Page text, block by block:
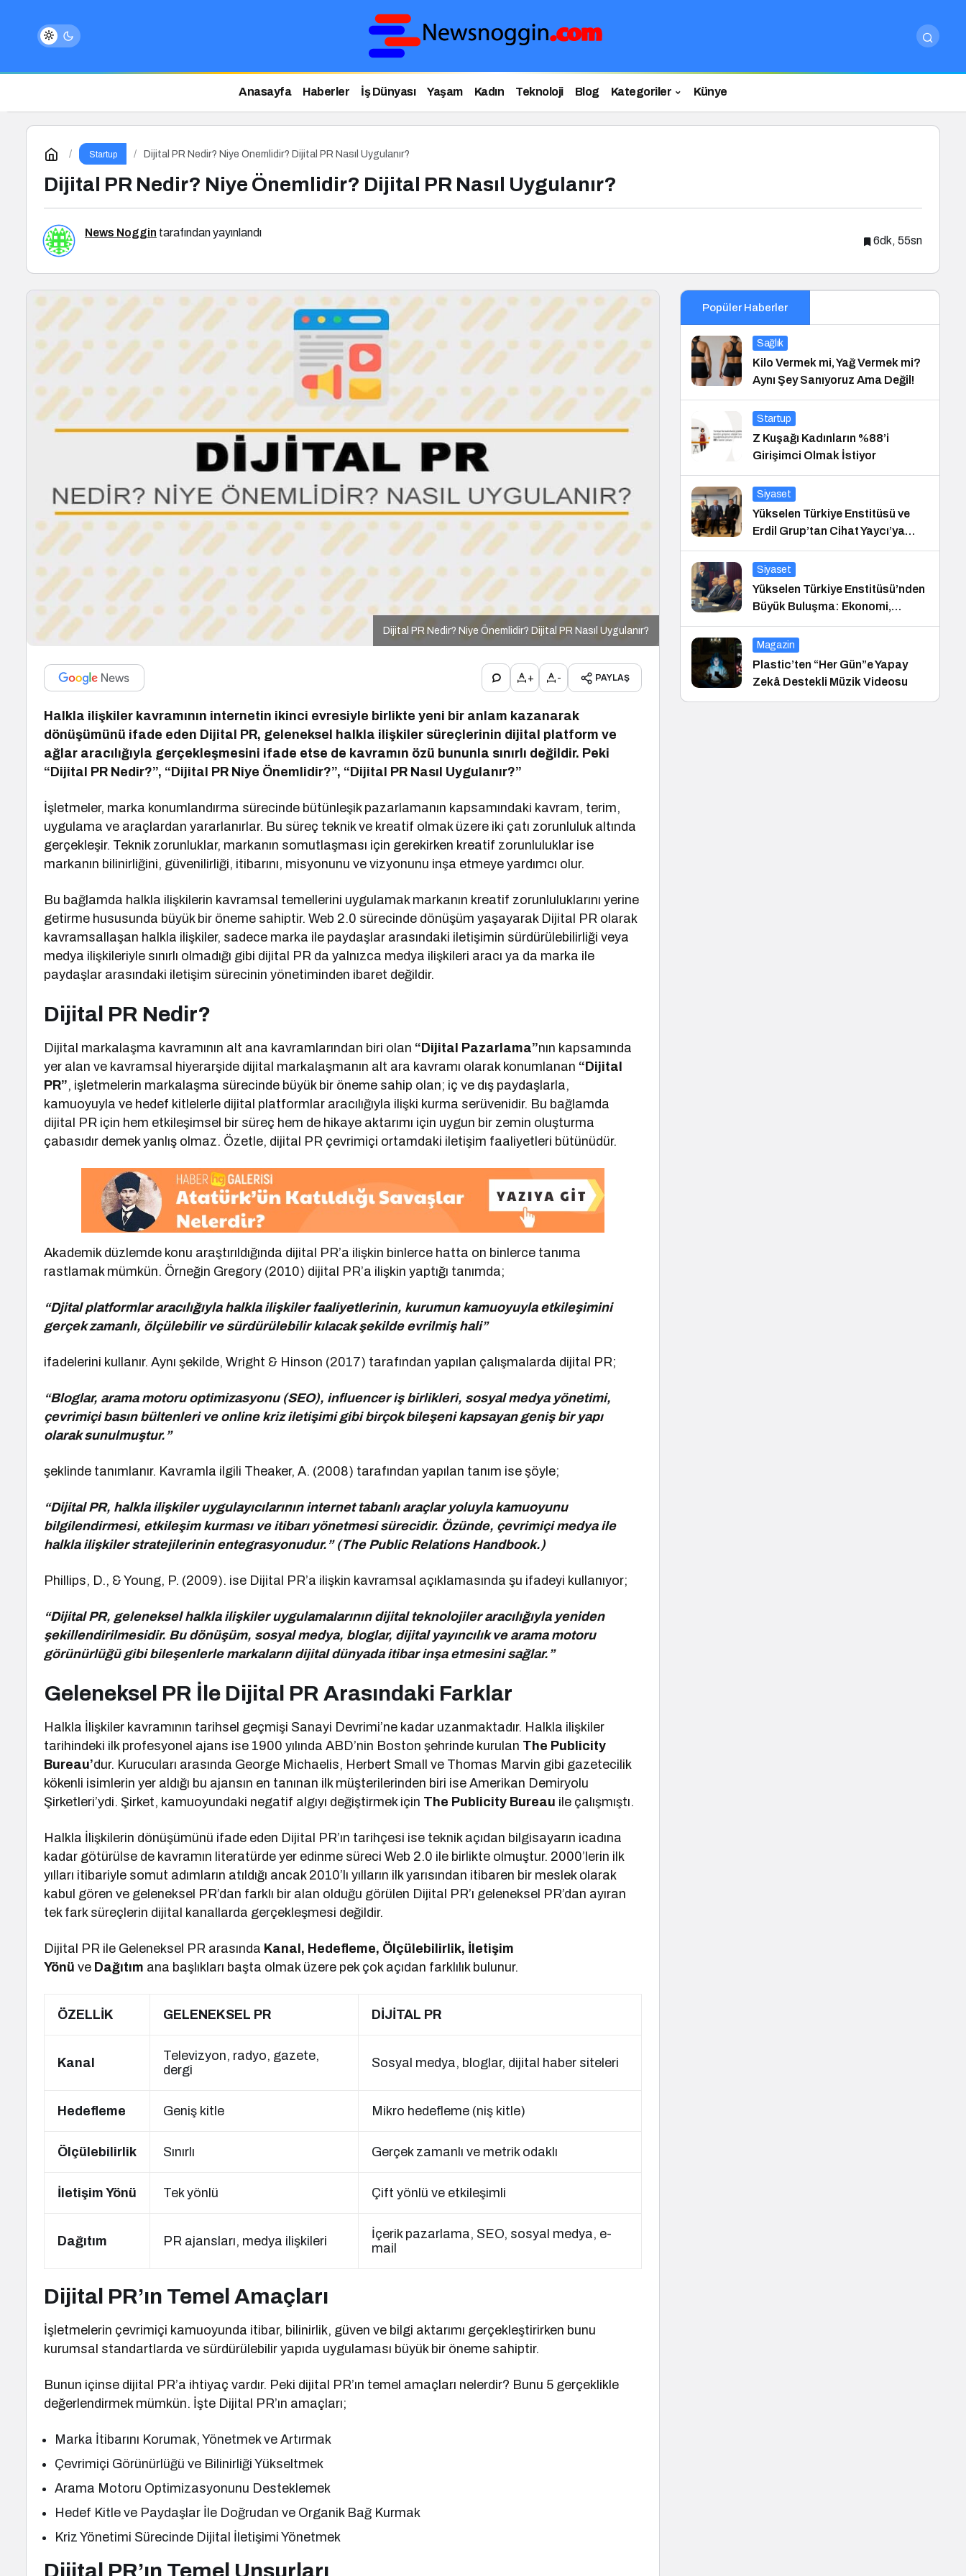
Anasayfa Haberler İş Dünyası Yaşam Kadın Teknoloji Blog Kategoriler Künye
Startup Dijital PR Nedir? Niye Önemlidir? Dijital PR Nasıl Uygulanır?
Dijital PR Nedir? Niye Önemlidir? Dijital PR Nasıl Uygulanır?
News Noggin tarafından yayınlandı
6dk, 55sn
Dijital PR Nedir? Niye Önemlidir? Dijital PR Nasıl Uygulanır?
+ - PAYLAŞ
Halkla ilişkiler kavramının internetin ikinci evresiyle birlikte yeni bir anlam kazanarak
dönüşümünü ifade eden Dijital PR, geleneksel halkla ilişkiler süreçlerinin dijital platform ve
ağlar aracılığıyla gerçekleşmesini ifade etse de kavramın özü bununla sınırlı değildir. Peki
“Dijital PR Nedir?”, “Dijital PR Niye Önemlidir?”, “Dijital PR Nasıl Uygulanır?”
İşletmeler, marka konumlandırma sürecinde bütünleşik pazarlamanın kapsamındaki kavram, terim,
uygulama ve araçlardan yararlanırlar. Bu süreç teknik ve kreatif olmak üzere iki çatı zorunluluk altında
gerçekleşir. Teknik zorunluklar, markanın somutlaşması için gerekirken kreatif zorunluluklar ise
markanın bilinirliğini, güvenilirliği, itibarını, misyonunu ve vizyonunu inşa etmeye yardımcı olur.
Bu bağlamda halkla ilişkilerin kavramsal temellerini uygulamak markanın kreatif zorunluluklarını yerine
getirme hususunda büyük bir öneme sahiptir. Web 2.0 sürecinde dönüşüm yaşayarak Dijital PR olarak
kavramsallaşan halkla ilişkiler, sadece marka ile paydaşlar arasındaki iletişimin sürdürülebilirliği veya
medya ilişkileriyle sınırlı olmadığı gibi dijital PR da yalnızca medya ilişkileri aracı ya da marka ile
paydaşlar arasındaki iletişim sürecinin yönetiminden ibaret değildir.
Dijital PR Nedir?
Dijital markalaşma kavramının alt ana kavramlarından biri olan “Dijital Pazarlama”nın kapsamında
yer alan ve kavramsal hiyerarşide dijital markalaşmanın alt ara kavramı olarak konumlanan “Dijital
PR”, işletmelerin markalaşma sürecinde büyük bir öneme sahip olan; iç ve dış paydaşlarla,
kamuoyuyla ve hedef kitlelerle dijital platformlar aracılığıyla ilişki kurma serüvenidir. Bu bağlamda
dijital PR için hem etkileşimsel bir süreç hem de hikaye aktarımı için uygun bir zemin oluşturma
çabasıdır demek yanlış olmaz. Özetle, dijital PR çevrimiçi ortamdaki iletişim faaliyetleri bütünüdür.
Akademik düzlemde konu araştırıldığında dijital PR’a ilişkin binlerce hatta on binlerce tanıma
rastlamak mümkün. Örneğin Gregory (2010) dijital PR’a ilişkin yaptığı tanımda;
“Djital platformlar aracılığıyla halkla ilişkiler faaliyetlerinin, kurumun kamuoyuyla etkileşimini
gerçek zamanlı, ölçülebilir ve sürdürülebilir kılacak şekilde evrilmiş hali”
ifadelerini kullanır. Aynı şekilde, Wright & Hinson (2017) tarafından yapılan çalışmalarda dijital PR;
“Bloglar, arama motoru optimizasyonu (SEO), influencer iş birlikleri, sosyal medya yönetimi,
çevrimiçi basın bültenleri ve online kriz iletişimi gibi birçok bileşeni kapsayan geniş bir yapı
olarak sunulmuştur.”
şeklinde tanımlanır. Kavramla ilgili Theaker, A. (2008) tarafından yapılan tanım ise şöyle;
“Dijital PR, halkla ilişkiler uygulayıcılarının internet tabanlı araçlar yoluyla kamuoyunu
bilgilendirmesi, etkileşim kurması ve itibarı yönetmesi sürecidir. Özünde, çevrimiçi medya ile
halkla ilişkiler stratejilerinin entegrasyonudur.” (The Public Relations Handbook.)
Phillips, D., & Young, P. (2009). ise Dijital PR’a ilişkin kavramsal açıklamasında şu ifadeyi kullanıyor;
“Dijital PR, geleneksel halkla ilişkiler uygulamalarının dijital teknolojiler aracılığıyla yeniden
şekillendirilmesidir. Bu dönüşüm, sosyal medya, bloglar, dijital yayıncılık ve arama motoru
görünürlüğü gibi bileşenlerle markaların dijital dünyada itibar inşa etmesini sağlar.”
Geleneksel PR İle Dijital PR Arasındaki Farklar
Halkla İlişkiler kavramının tarihsel geçmişi Sanayi Devrimi’ne kadar uzanmaktadır. Halkla ilişkiler
tarihindeki ilk profesyonel ajans ise 1900 yılında ABD’nin Boston şehrinde kurulan The Publicity
Bureau’dur. Kurucuları arasında George Michaelis, Herbert Small ve Thomas Marvin gibi gazetecilik
kökenli isimlerin yer aldığı bu ajansın en tanınan ilk müşterilerinden biri ise Amerikan Demiryolu
Şirketleri’ydi. Şirket, kamuoyundaki negatif algıyı değiştirmek için The Publicity Bureau ile çalışmıştı.
Halkla İlişkilerin dönüşümünü ifade eden Dijital PR’ın tarihçesi ise teknik açıdan bilgisayarın icadına
kadar götürülse de kavramın literatürde yer edinme süreci Web 2.0 ile birlikte olmuştur. 2000’lerin ilk
yılları itibariyle somut adımların atıldığı ancak 2010’lı yılların ilk yarısından itibaren bir meslek olarak
kabul gören ve geleneksel PR’dan farklı bir alan olduğu görülen Dijital PR’ı geleneksel PR’dan ayıran
tek fark süreçlerin dijital kanallarda gerçekleşmesi değildir.
Dijital PR ile Geleneksel PR arasında Kanal, Hedefleme, Ölçülebilirlik, İletişim
Yönüve Dağıtım ana başlıkları başta olmak üzere pek çok açıdan farklılık bulunur.
ÖZELLİK GELENEKSEL PR DİJİTAL PR
Kanal
Televizyon, radyo, gazete,
dergi
Sosyal medya, bloglar, dijital haber siteleri
Hedefleme Geniş kitle Mikro hedefleme (niş kitle)
Ölçülebilirlik Sınırlı Gerçek zamanlı ve metrik odaklı
İletişim Yönü Tek yönlü Çift yönlü ve etkileşimli
Dağıtım PR ajansları, medya ilişkileri
İçerik pazarlama, SEO, sosyal medya, e-
mail
Dijital PR’ın Temel Amaçları
İşletmelerin çevrimiçi kamuoyunda itibar, bilinirlik, güven ve bilgi aktarımı gerçekleştirirken bunu
kurumsal standartlarda ve sürdürülebilir yapıda uygulaması büyük bir öneme sahiptir.
Bunun içinse dijital PR’a ihtiyaç vardır. Peki dijital PR’ın temel amaçları nelerdir? Bunu 5 gerçeklikle
değerlendirmek mümkün. İşte Dijital PR’ın amaçları;
Marka İtibarını Korumak, Yönetmek ve Artırmak
Çevrimiçi Görünürlüğü ve Bilinirliği Yükseltmek
Arama Motoru Optimizasyonunu Desteklemek
Hedef Kitle ve Paydaşlar İle Doğrudan ve Organik Bağ Kurmak
Kriz Yönetimi Sürecinde Dijital İletişimi Yönetmek
Dijital PR’ın Temel Unsurları
Popüler Haberler
Sağlık
Kilo Vermek mi, Yağ Vermek mi?
Aynı Şey Sanıyoruz Ama Değil!
Startup
Z Kuşağı Kadınların %88’i
Girişimci Olmak İstiyor
Siyaset
Yükselen Türkiye Enstitüsü ve
Erdil Grup’tan Cihat Yaycı’ya
Anlamlı Ziyaret
Siyaset
Yükselen Türkiye Enstitüsü’nden
Büyük Buluşma: Ekonomi,
Güvenlik Politikaları ve Hukuk
Konferansı
Magazin
Plastic’ten “Her Gün”e Yapay
Zekâ Destekli Müzik Videosu